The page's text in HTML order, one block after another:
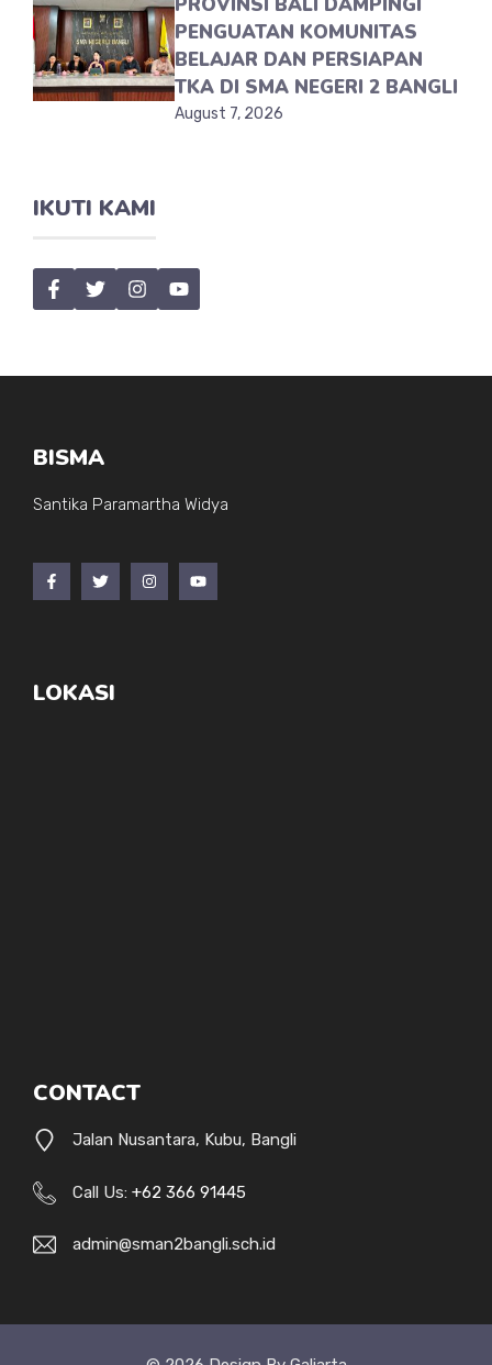
PENGUATAN KOMUNITAS
BELAJAR DAN PERSIAPAN
TKA DI SMA NEGERI 2 BANGLI
August 7, 2026
IKUTI KAMI
BISMA
Santika Paramartha Widya
LOKASI
CONTACT
Jalan Nusantara, Kubu, Bangli
Call Us: +62 366 91445
admin@sman2bangli.sch.id